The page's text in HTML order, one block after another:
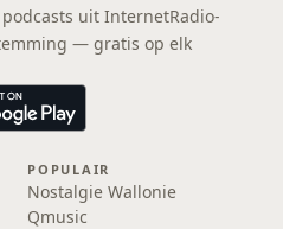
uit InternetRadio-
— gratis op elk
POPULAIR
Nostalgie Wallonie
Qmusic